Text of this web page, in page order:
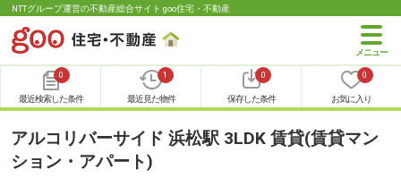
NTTグループ運営の不動産総合サイト goo住宅・不動産
0
最近検索した条件
1
最近見た物件
0
保存した条件
0
お気に入り
アルコリバーサイド 浜松駅 3LDK 賃貸(賃貸マン
ション・アパート)